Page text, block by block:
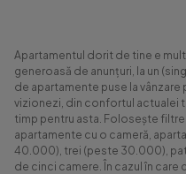
Apartamentul dorit de tine e
generoasă de anunțuri, la un
de apartamente puse la
vizionezi, din confortul actualei
timp pentru asta. Folosește
apartamente cu o cameră,
40.000), trei (peste 30.000),
de cinci camere. În cazul în